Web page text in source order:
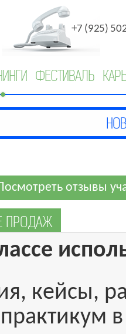
+7 (925)
ФЕСТИВАЛЬ
отзывы
ПРОДАЖ
кейсы,